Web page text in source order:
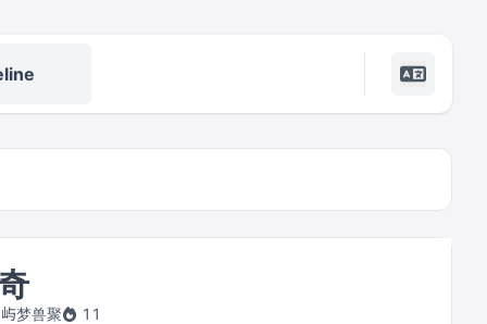
梦兽聚 11